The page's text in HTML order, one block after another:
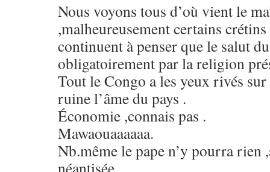
Nous voyons tous d’où vient le
,malheureusement certains
continuent à penser que le salut
obligatoirement par la religion
Tout le Congo a les yeux rivés
ruine l’âme du pays .
Économie ,connais pas .
Mawaouaaaaaa.
Nb.même le pape n’y pourra rien
néantisée.